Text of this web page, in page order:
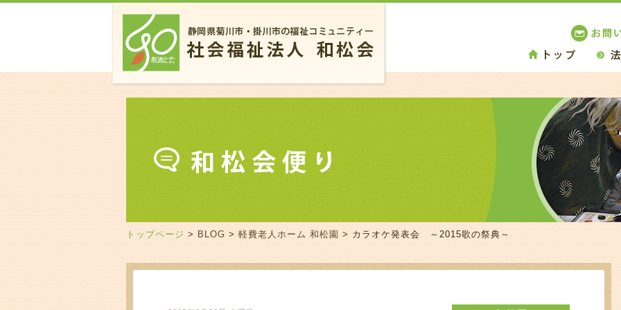
トップページ > BLOG > 軽費老人ホーム 和松園 > カラオケ発表会 ～2015歌の祭典～